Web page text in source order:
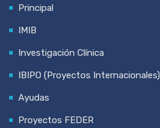
Principal
IMIB
Investigación Clínica
IBIPO (Proyectos Internacionales)
Ayudas
Proyectos FEDER